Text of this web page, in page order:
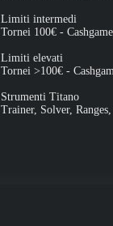
Limiti intermedi
Tornei 100€ -
Limiti elevati
Tornei >100€ -
Strumenti Titano
Trainer, Solver,